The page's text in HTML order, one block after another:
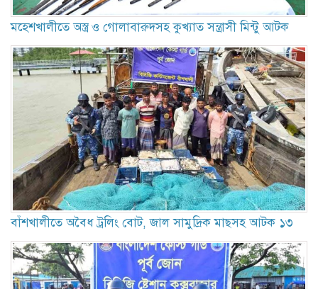
মহেশখালীতে অস্ত্র ও গোলাবারুদসহ কুখ্যাত সন্ত্রাসী মিন্টু আটক
বাঁশখালীতে অবৈধ ট্রলিং বোট, জাল সামুদ্রিক মাছসহ আটক ১৩